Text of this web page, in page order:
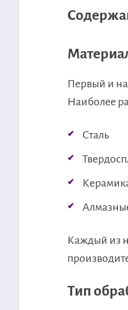
Первый и
Наиболее
Сталь
Каждый из
Тип